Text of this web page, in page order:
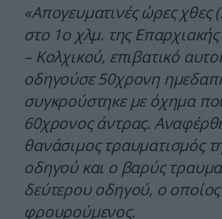
«Απογευματινές ώρες χθες
στο 1ο χλμ. της
– Κολχικού, επιβατικό
οδηγούσε 50χρονη
συγκρούστηκε με όχημα
60χρονος άντρας.
θανάσιμος τραυματισμός
οδηγού και ο βαρύς
δεύτερου οδηγού, ο
φρουρούμενος.